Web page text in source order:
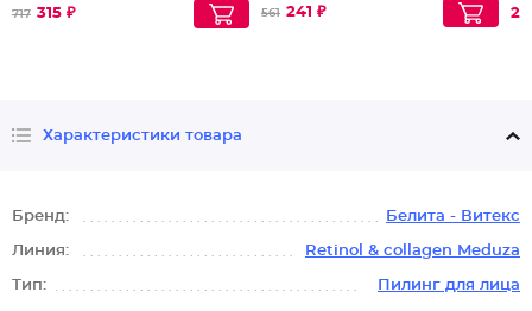
717 315 ₽ 561 241 ₽
Характеристики товара
Бренд: Белита - Витекс
Линия: Retinol & collagen Meduza
Тип: Пилинг для лица